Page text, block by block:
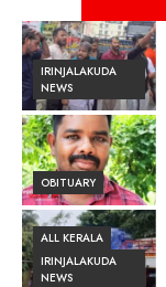
IRINJALAKUDA
NEWS
OBITUARY
ALL KERALA
IRINJALAKUDA
NEWS